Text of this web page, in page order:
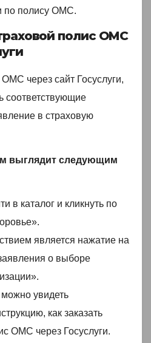
по полису ОМС.
полис ОМС
через сайт Госуслуги,
соответствующие
в страховую
выглядит следующим
в каталог и кликнуть по
является нажатие на
о выборе
увидеть
как заказать
ОМС через Госуслуги.